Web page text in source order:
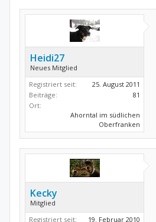
Heidi27
Neues Mitglied
Registriert seit:
25. August 2011
Beiträge:
81
Ort:
Ahorntal im südlichen
Oberfranken
Kecky
Mitglied
Registriert seit:
19. Februar 2010